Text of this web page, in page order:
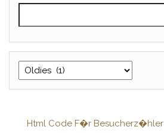
Kategorien
Html Code F�r Besucherz�hler